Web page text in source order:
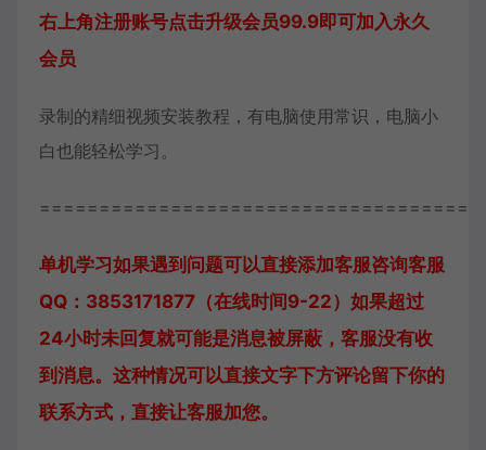
右上角注册账号点击升级会员99.9即可加入永久
会员
录制的精细视频安装教程，有电脑使用常识，电脑小
白也能轻松学习。
单机学习如果遇到问题可以直接添加客服咨询客服
QQ：3853171877（在线时间9-22） 如果超过
24小时未回复就可能是消息被屏蔽，客服没有收
到消息。这种情况可以直接文字下方评论留下你的
联系方式，直接让客服加您。